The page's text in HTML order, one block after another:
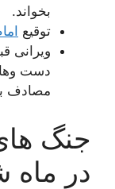
بخواند.
توقیع
ویرانی
مصادف با 1344
جنگ
در ماه